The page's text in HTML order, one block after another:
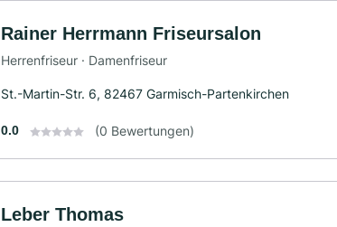
Rainer Herrmann Friseursalon
Herrenfriseur · Damenfriseur
St.-Martin-Str. 6, 82467 Garmisch-Partenkirchen
0.0 (0 Bewertungen)
Leber Thomas